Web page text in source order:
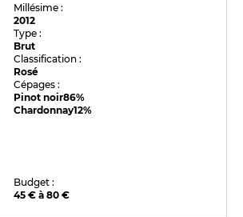
Millésime :
2012
Type :
Brut
Classification :
Rosé
Cépages :
Pinot noir86%
Chardonnay12%
Budget :
45 € à 80 €